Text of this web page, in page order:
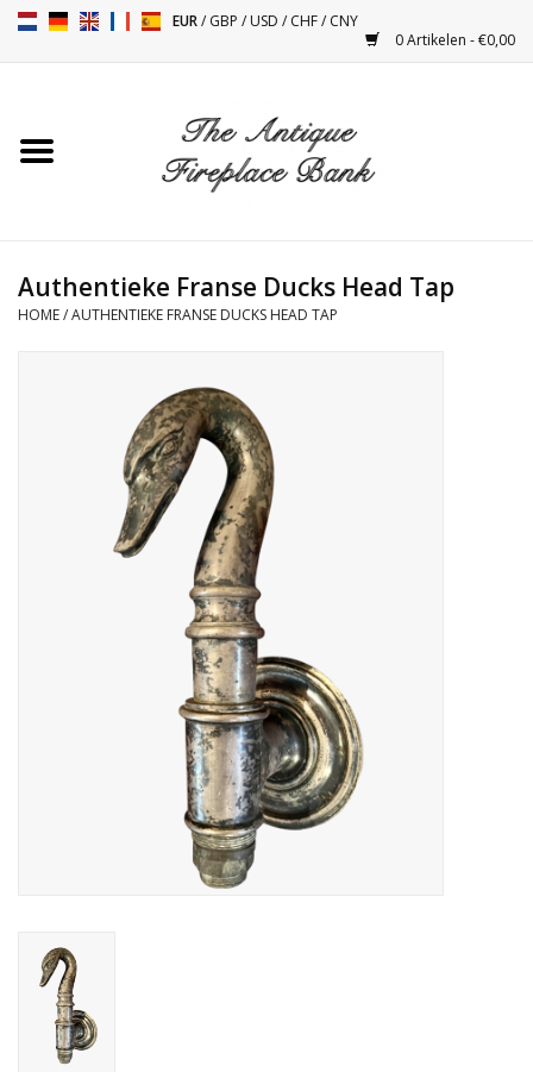
EUR/GBP /USD /CHF/CNY
0 Artikelen - €0,00
Toebehoren
Antiquiteiten en Vintage
Vloeren - Steen, Terra Cotta
AI-Ready Database
Login
Authentieke Franse Ducks Head Tap
HOME/AUTHENTIEKE FRANSE DUCKS HEAD TAP